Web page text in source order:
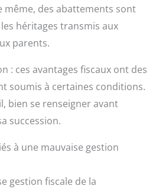
même, des abattements sont
héritages transmis aux
parents.
: ces avantages fiscaux ont des
soumis à certaines conditions.
bien se renseigner avant
succession.
à une mauvaise gestion
gestion fiscale de la